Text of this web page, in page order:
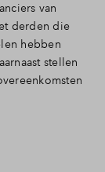
van
derden die
hebben
stellen